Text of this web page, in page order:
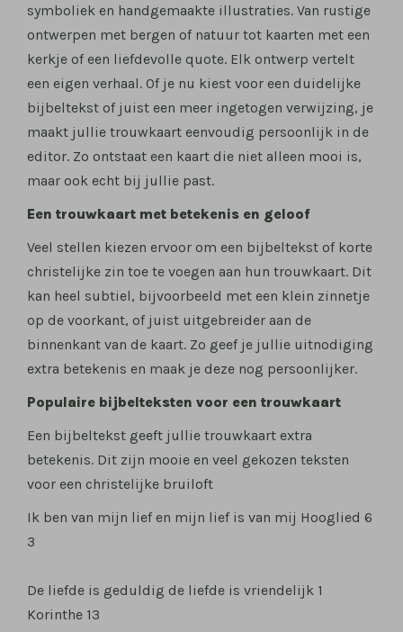
symboliek en handgemaakte illustraties. Van rustige
ontwerpen met bergen of natuur tot kaarten met een
kerkje of een liefdevolle quote. Elk ontwerp vertelt
een eigen verhaal. Of je nu kiest voor een duidelijke
bijbeltekst of juist een meer ingetogen verwijzing, je
maakt jullie trouwkaart eenvoudig persoonlijk in de
editor. Zo ontstaat een kaart die niet alleen mooi is,
maar ook echt bij jullie past.
Een trouwkaart met betekenis en geloof
Veel stellen kiezen ervoor om een bijbeltekst of korte
christelijke zin toe te voegen aan hun trouwkaart. Dit
kan heel subtiel, bijvoorbeeld met een klein zinnetje
op de voorkant, of juist uitgebreider aan de
binnenkant van de kaart. Zo geef je jullie uitnodiging
extra betekenis en maak je deze nog persoonlijker.
Populaire bijbelteksten voor een trouwkaart
Een bijbeltekst geeft jullie trouwkaart extra
betekenis. Dit zijn mooie en veel gekozen teksten
voor een christelijke bruiloft
Ik ben van mijn lief en mijn lief is van mij Hooglied 6
3
De liefde is geduldig de liefde is vriendelijk 1
Korinthe 13